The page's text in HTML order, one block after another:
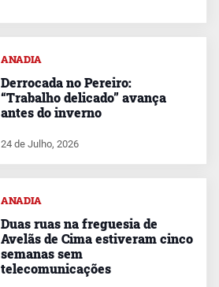
ANADIA
Derrocada no Pereiro:
“Trabalho delicado” avança
antes do inverno
24 de Julho, 2026
ANADIA
Duas ruas na freguesia de
Avelãs de Cima estiveram cinco
semanas sem
telecomunicações